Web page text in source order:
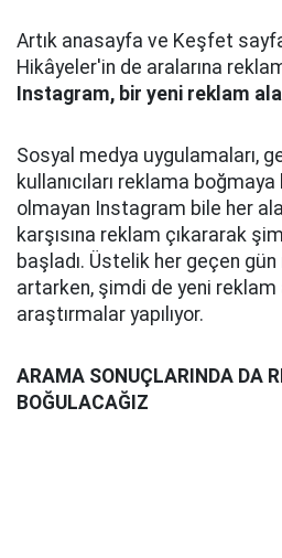
Artık anasayfa ve Keşfet
Hikâyeler'in de aralarına
Instagram, bir yeni reklam
Sosyal medya uygulamaları,
kullanıcıları reklama
olmayan Instagram bile her
karşısına reklam çıkararak
başladı. Üstelik her geçen gün
artarken, şimdi de yeni reklam
araştırmalar yapılıyor.
ARAMA SONUÇLARINDA DA
BOĞULACAĞIZ